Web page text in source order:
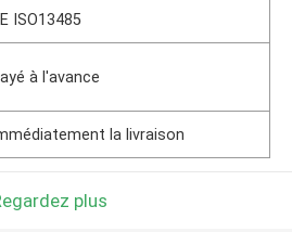
ISO13485
à l'avance
la livraison
plus